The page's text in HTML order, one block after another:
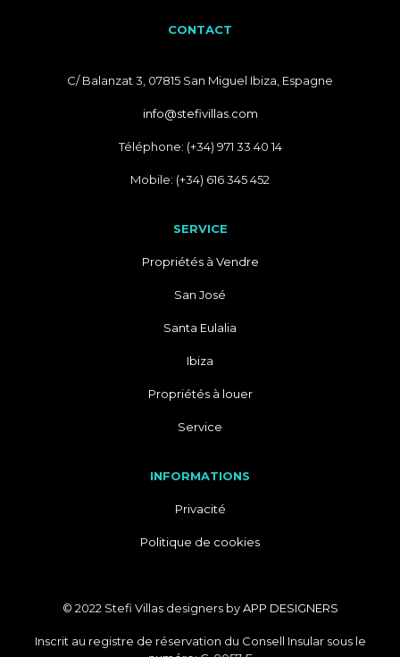
CONTACT
C/ Balanzat 3, 07815 San Miguel Ibiza, Espagne
info@stefivillas.com
Téléphone: (+34) 971 33 40 14
Mobile: (+34) 616 345 452
SERVICE
Propriétés à Vendre
San José
Santa Eulalia
Ibiza
Propriétés à louer
Service
INFORMATIONS
Privacité
Politique de cookies
© 2022 Stefi Villas designers byAPP DESIGNERS
Inscrit au registre de réservation du Consell Insular sous le